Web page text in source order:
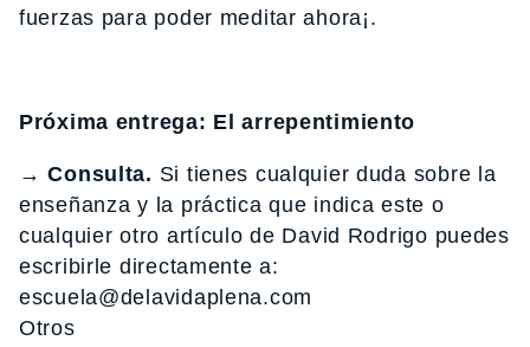
fuerzas para poder meditar ahora¡.
Próxima entrega: El arrepentimiento
→ Consulta. Si tienes cualquier duda sobre la
enseñanza y la práctica que indica este o
cualquier otro artículo de David Rodrigo puedes
escribirle directamente a:
escuela@delavidaplena.com
Otros